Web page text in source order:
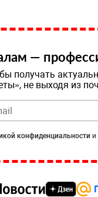
—
получать
не выходя из
конфиденциальности и